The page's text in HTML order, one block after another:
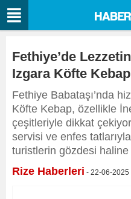
Fethiye’de
Izgara Köfte
Fethiye Babataşı’nda
Köfte Kebap, özellikle
çeşitleriyle dikkat
servisi ve enfes
turistlerin gözdesi haline
Rize Haberleri - 22-06-2025